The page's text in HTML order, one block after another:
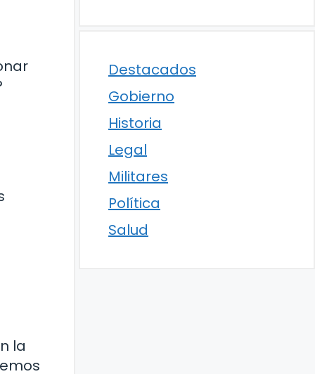
la
Destacados
Gobierno
Historia
Legal
Militares
Política
Salud